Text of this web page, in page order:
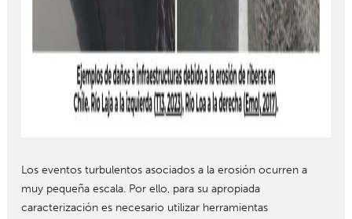
Los eventos turbulentos asociados a la erosión ocurren a
muy pequeña escala. Por ello, para su apropiada
caracterización es necesario utilizar herramientas